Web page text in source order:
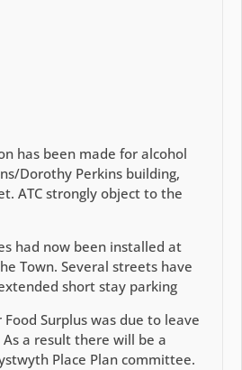
has been made for alcohol
Dorothy Perkins building,
ATC strongly object to the
had now been installed at
Town. Several streets have
short stay parking
Surplus was due to leave
a result there will be a
Place Plan committee.